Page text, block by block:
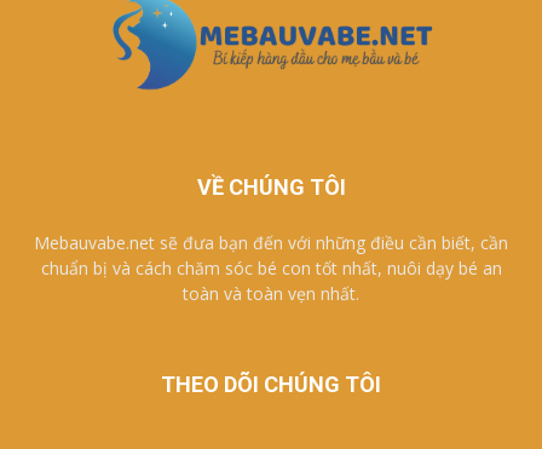
VỀ CHÚNG TÔI
Mebauvabe.net sẽ đưa bạn đến với những điều cần biết, cần
chuẩn bị và cách chăm sóc bé con tốt nhất, nuôi dạy bé an
toàn và toàn vẹn nhất.
THEO DÕI CHÚNG TÔI